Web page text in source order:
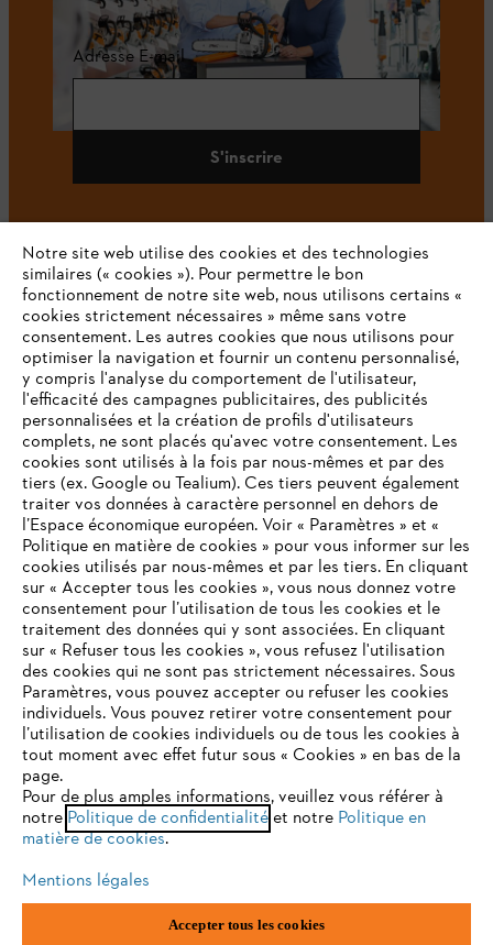
Adresse E-mail
S'inscrire
#STIHL
L'Entreprise
STIHL FAQ
Contact
Politique de protection des données
Mentions légales Utilisation des cookies
ANDREAS STIHL NV, Veurtstraat 117, 2870 Puurs-Sint-Amands,
VOTRE NAVIGATEUR INTERNET
N'EST PLUS PRIS EN CHARGE
Vous utilisez un navigateur Internet que nous ne prenons plus
en charge, et certaines fonctionnalités de notre site ne
peuvent fonctionner correctement. Pour une utilisation
optimale de notre site, nous vous recommandons de passer à
l'un des navigateurs suivants :
firefox chrome
Notre site web utilise des cookies et des technologies
similaires (« cookies »). Pour permettre le bon
fonctionnement de notre site web, nous utilisons certains «
cookies strictement nécessaires » même sans votre
consentement. Les autres cookies que nous utilisons pour
optimiser la navigation et fournir un contenu personnalisé,
y compris l'analyse du comportement de l'utilisateur,
l'efficacité des campagnes publicitaires, des publicités
personnalisées et la création de profils d'utilisateurs
complets, ne sont placés qu'avec votre consentement. Les
cookies sont utilisés à la fois par nous-mêmes et par des
tiers (ex. Google ou Tealium). Ces tiers peuvent également
traiter vos données à caractère personnel en dehors de
l’Espace économique européen. Voir « Paramètres » et «
Politique en matière de cookies » pour vous informer sur les
cookies utilisés par nous-mêmes et par les tiers. En cliquant
sur « Accepter tous les cookies », vous nous donnez votre
consentement pour l’utilisation de tous les cookies et le
traitement des données qui y sont associées. En cliquant
sur « Refuser tous les cookies », vous refusez l'utilisation
des cookies qui ne sont pas strictement nécessaires. Sous
Paramètres, vous pouvez accepter ou refuser les cookies
individuels. Vous pouvez retirer votre consentement pour
l’utilisation de cookies individuels ou de tous les cookies à
tout moment avec effet futur sous « Cookies » en bas de la
page.
Pour de plus amples informations, veuillez vous référer à
notre Politique de confidentialitéet notre Politique en
matière de cookies.
Mentions légales
Accepter tous les cookies